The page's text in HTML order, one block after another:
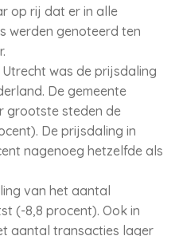
op rij dat er in alle
werden genoteerd ten
was de prijsdaling
De gemeente
grootste steden de
De prijsdaling in
nagenoeg hetzelfde als
van het aantal
(-8,8 procent). Ook in
aantal transacties lager